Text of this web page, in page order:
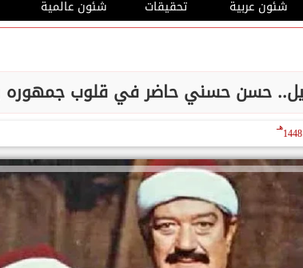
شئون عربية تحقيقات شئون عالمية
حسن حسني حاضر في قلوب جمهوره
هـ